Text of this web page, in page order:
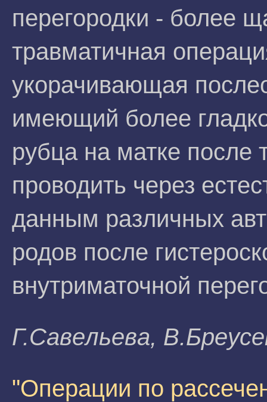
перегородки - более
травматичная
укорачивающая
имеющий более
рубца на матке
проводить через
данным различных
родов после
внутриматочной
Г.Caвeльeвa,
"Операции по